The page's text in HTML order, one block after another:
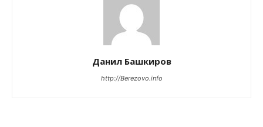
Данил Башкиров
http://Berezovo.info